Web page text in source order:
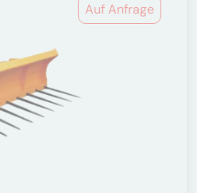
Auf Anfrage